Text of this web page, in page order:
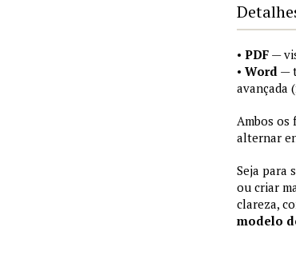
• PDF —
• Word —
avançada
Ambos os
alternar
Seja para
ou criar
clareza,
modelo